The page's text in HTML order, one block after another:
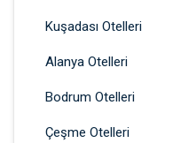
Kuşadası Otelleri
Alanya Otelleri
Bodrum Otelleri
Çeşme Otelleri